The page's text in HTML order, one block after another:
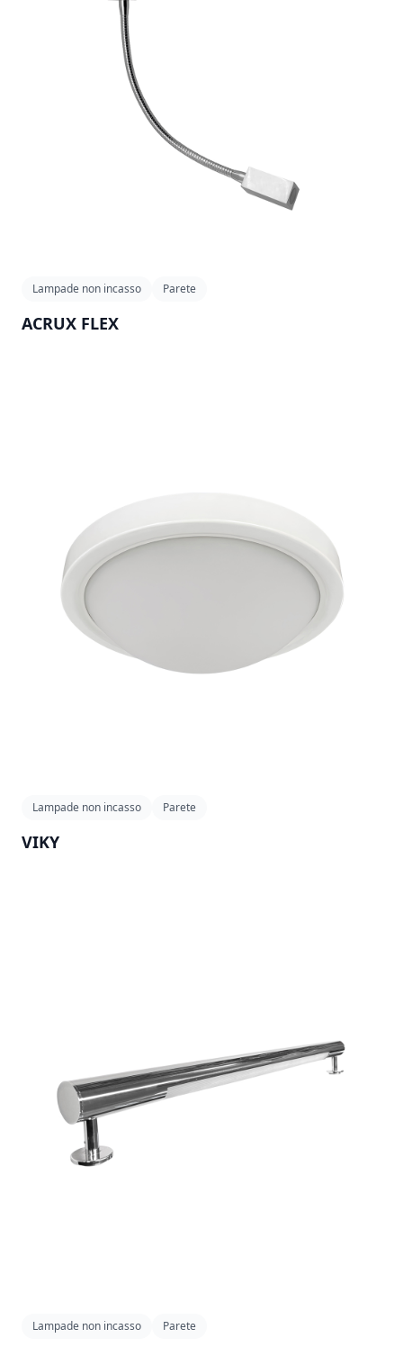
Lampade non incasso Parete
ACRUX FLEX
Lampade non incasso Parete
VIKY
Lampade non incasso Parete